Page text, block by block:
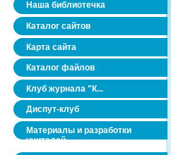
Наша библиотечка
Каталог сайтов
Карта сайта
Каталог файлов
Клуб журнала "К...
Диспут-клуб
Материалы и разработки
учителей